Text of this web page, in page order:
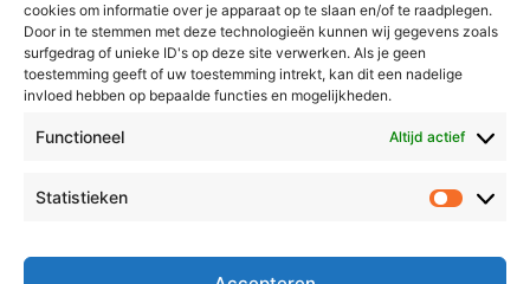
cookies om informatie over je apparaat op te slaan en/of te raadplegen.
Door in te stemmen met deze technologieën kunnen wij gegevens zoals
surfgedrag of unieke ID's op deze site verwerken. Als je geen
toestemming geeft of uw toestemming intrekt, kan dit een nadelige
invloed hebben op bepaalde functies en mogelijkheden.
Functioneel Altijd actief
Statistieken
Leudal
Maasgouw
Echt-Susteren
Radio & TV